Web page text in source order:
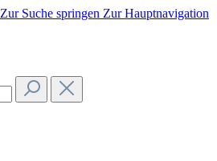
Zur Suche springen Zur Hauptnavigation